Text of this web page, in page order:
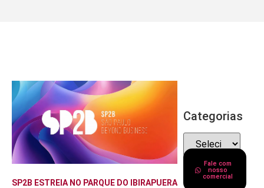
SP2B ESTREIA NO PARQUE DO IBIRAPUERA
Categorias
Fale com
nosso
comercial